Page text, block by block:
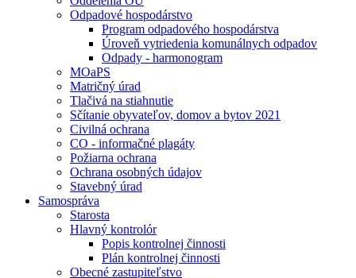
Odpadové hospodárstvo
Program odpadového hospodárstva
Úroveň vytriedenia komunálnych odpadov
Odpady - harmonogram
MOaPS
Matričný úrad
Tlačivá na stiahnutie
Sčítanie obyvateľov, domov a bytov 2021
Civilná ochrana
CO - informačné plagáty
Požiarna ochrana
Ochrana osobných údajov
Stavebný úrad
Samospráva
Starosta
Hlavný kontrolór
Popis kontrolnej činnosti
Plán kontrolnej činnosti
Obecné zastupiteľstvo